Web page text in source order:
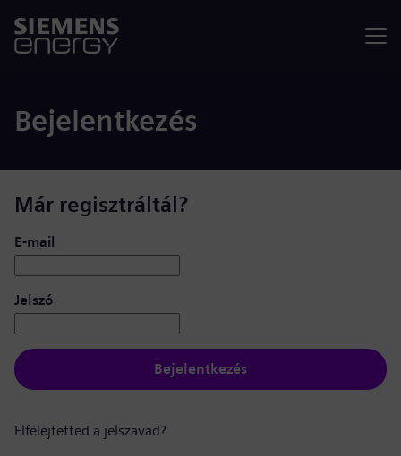
Bejelentkezés
Már regisztráltál?
Bejelentkezés: felhasználó és jelszó
E-mail
Jelszó
Bejelentkezés
Elfelejtetted a jelszavad?